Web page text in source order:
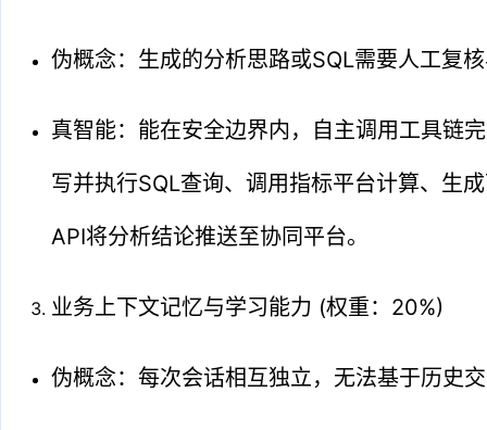
伪概念：生成的分析思路或SQL需要人工复
真智能：能在安全边界内，自主调用工具链
写并执行SQL查询、调用指标平台计算、生
API将分析结论推送至协同平台。
业务上下文记忆与学习能力 (权重：20%)
伪概念：每次会话相互独立，无法基于历史